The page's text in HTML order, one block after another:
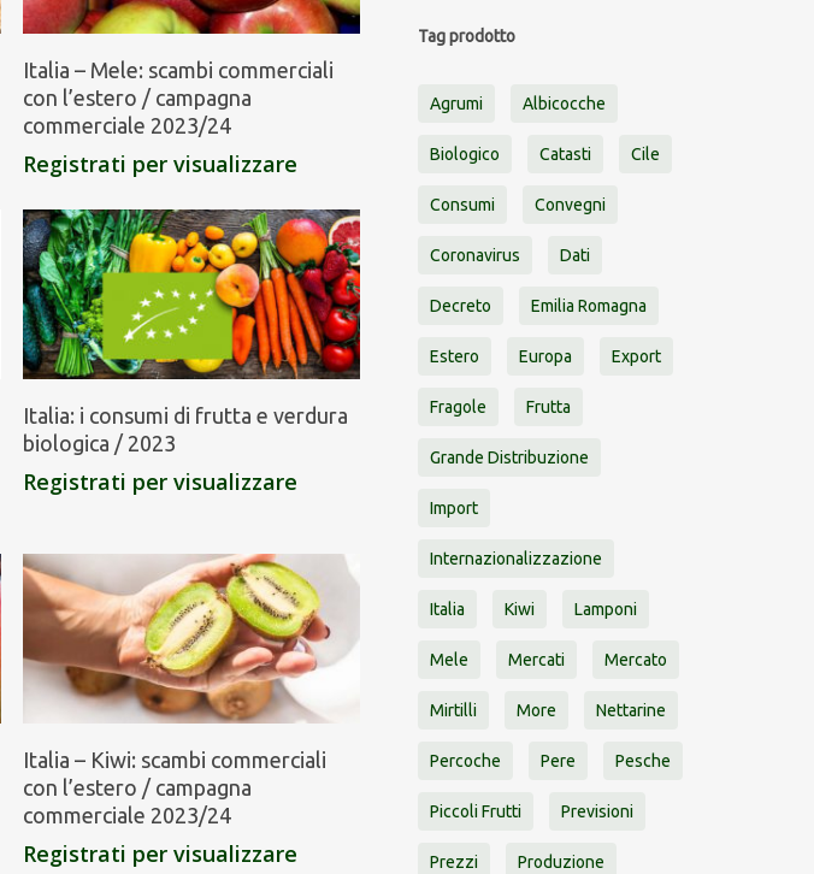
Italia – Mele: scambi commerciali
con l’estero / campagna
commerciale 2023/24
Registrati per visualizzare
Italia: i consumi di frutta e verdura
biologica / 2023
Registrati per visualizzare
Italia – Kiwi: scambi commerciali
con l’estero / campagna
commerciale 2023/24
Registrati per visualizzare
Tag prodotto
Agrumi Albicocche
Biologico Catasti Cile
Consumi Convegni
Coronavirus Dati
Decreto Emilia Romagna
Estero Europa Export
Fragole Frutta
Grande Distribuzione
Import
Internazionalizzazione
Italia Kiwi Lamponi
Mele Mercati Mercato
Mirtilli More Nettarine
Percoche Pere Pesche
Piccoli Frutti Previsioni
Prezzi Produzione